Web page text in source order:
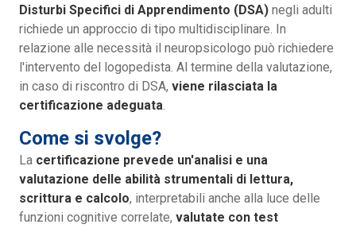
Disturbi Specifici di Apprendimento (DSA) negli adulti
richiede un approccio di tipo multidisciplinare. In
relazione alle necessità il neuropsicologo può richiedere
l'intervento del logopedista. Al termine della valutazione,
in caso di riscontro di DSA, viene rilasciata la
certificazione adeguata.
Come si svolge?
La certificazione prevede un'analisi e una
valutazione delle abilità strumentali di lettura,
scrittura e calcolo, interpretabili anche alla luce delle
funzioni cognitive correlate, valutate con test